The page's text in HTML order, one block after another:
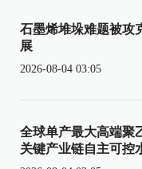
石墨烯堆垛难题被攻
展
2026-08-04 03:05
全球单产最大高端聚
关键产业链自主可控